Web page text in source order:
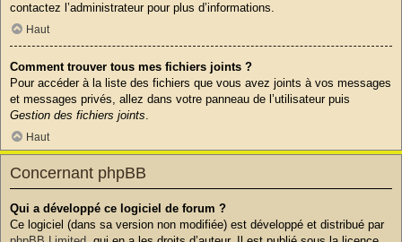
contactez l’administrateur pour plus d’informations.
Haut
Comment trouver tous mes fichiers joints ?
Pour accéder à la liste des fichiers que vous avez joints à vos messages
et messages privés, allez dans votre panneau de l’utilisateur puis
Gestion des fichiers joints.
Haut
Concernant phpBB
Qui a développé ce logiciel de forum ?
Ce logiciel (dans sa version non modifiée) est développé et distribué par